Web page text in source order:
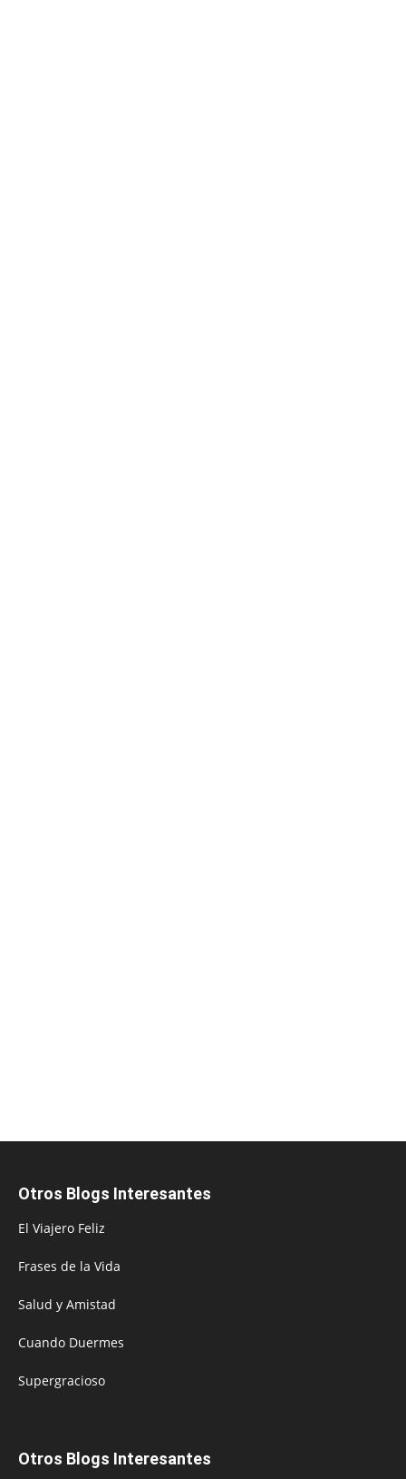
Otros Blogs Interesantes
El Viajero Feliz
Frases de la Vida
Salud y Amistad
Cuando Duermes
Supergracioso
Otros Blogs Interesantes